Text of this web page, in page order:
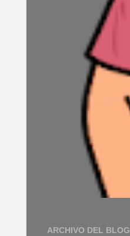
ARCHIVO DEL BLOG